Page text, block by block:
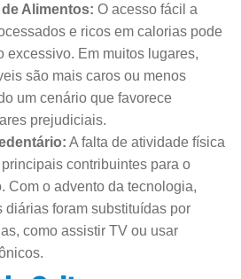
Alimentos: O acesso fácil a
e ricos em calorias pode
excessivo. Em muitos lugares,
são mais caros ou menos
um cenário que favorece
prejudiciais.
A falta de atividade física
contribuintes para o
Com o advento da tecnologia,
diárias foram substituídas por
como assistir TV ou usar